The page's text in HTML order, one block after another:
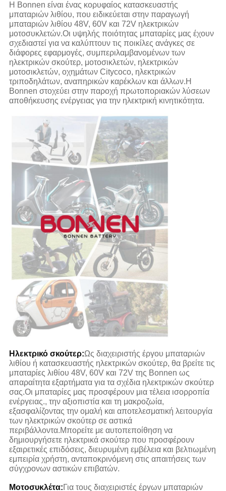
Η Bonnen είναι ένας κορυφαίος κατασκευαστής
μπαταριών λιθίου, που ειδικεύεται στην παραγωγή
μπαταριών λιθίου 48V, 60V και 72V ηλεκτρικών
μοτοσυκλετών.Οι υψηλής ποιότητας μπαταρίες μας έχουν
σχεδιαστεί για να καλύπτουν τις ποικίλες ανάγκες σε
διάφορες εφαρμογές, συμπεριλαμβανομένων των
ηλεκτρικών σκούτερ, μοτοσικλετών, ηλεκτρικών
μοτοσικλετών, οχημάτων Citycoco, ηλεκτρικών
τριποδηλάτων, αναπηρικών καρέκλων και άλλων.Η
Bonnen στοχεύει στην παροχή πρωτοποριακών λύσεων
αποθήκευσης ενέργειας για την ηλεκτρική κινητικότητα.
Ηλεκτρικό σκούτερ:Ως διαχειριστής έργου μπαταριών
λιθίου ή κατασκευαστής ηλεκτρικών σκούτερ, θα βρείτε τις
μπαταρίες λιθίου 48V, 60V και 72V της Bonnen ως
απαραίτητα εξαρτήματα για τα σχέδια ηλεκτρικών σκούτερ
σας.Οι μπαταρίες μας προσφέρουν μια τέλεια ισορροπία
ενέργειας., την αξιοπιστία και τη μακροζωία,
εξασφαλίζοντας την ομαλή και αποτελεσματική λειτουργία
των ηλεκτρικών σκούτερ σε αστικά
περιβάλλοντα.Μπορείτε με αυτοπεποίθηση να
δημιουργήσετε ηλεκτρικά σκούτερ που προσφέρουν
εξαιρετικές επιδόσεις, διευρυμένη εμβέλεια και βελτιωμένη
εμπειρία χρήστη, ανταποκρινόμενη στις απαιτήσεις των
σύγχρονων αστικών επιβατών.
Μοτοσυκλέτα:Για τους διαχειριστές έργων μπαταριών